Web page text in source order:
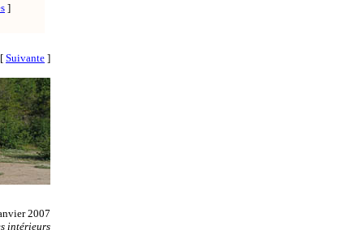
]
[ Suivante ]
2007
intérieurs